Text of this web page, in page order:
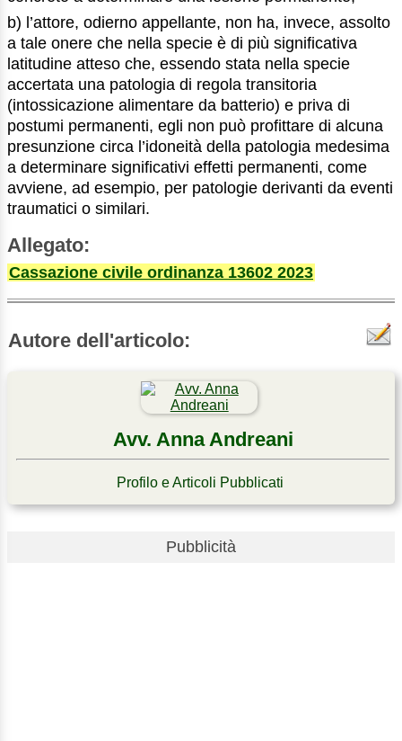
b) l’attore, odierno appellante, non ha, invece, assolto
a tale onere che nella specie è di più significativa
latitudine atteso che, essendo stata nella specie
accertata una patologia di regola transitoria
(intossicazione alimentare da batterio) e priva di
postumi permanenti, egli non può profittare di alcuna
presunzione circa l’idoneità della patologia medesima
a determinare significativi effetti permanenti, come
avviene, ad esempio, per patologie derivanti da eventi
traumatici o similari.
Allegato:
Cassazione civile ordinanza 13602 2023
Autore dell'articolo:
Avv. Anna Andreani
Profilo e Articoli Pubblicati
Pubblicità